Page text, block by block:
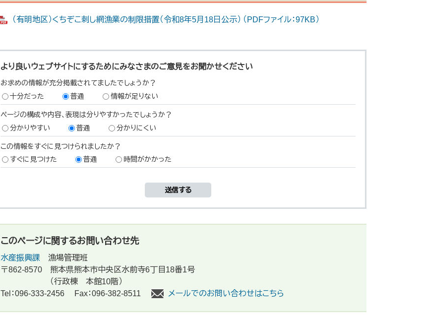
（有明地区）くちぞこ刺し網漁業の制限措置（令和8年5月18日公示） （PDFファイル：97KB）
より良いウェブサイトにするためにみなさまのご意見をお聞かせください
お求めの情報が充分掲載されてましたでしょうか？
十分だった
普通 情報が足りない
ページの構成や内容、表現は分りやすかったでしょうか？
分かりやすい
普通 分かりにくい
この情報をすぐに見つけられましたか？
すぐに見つけた
普通 時間がかかった
このページに関するお問い合わせ先
水産振興課
漁場管理班
〒862-8570
熊本県熊本市中央区水前寺6丁目18番1号
（行政棟 本館10階）
Tel：096-333-2456
Fax：096-382-8511 メールでのお問い合わせはこちら